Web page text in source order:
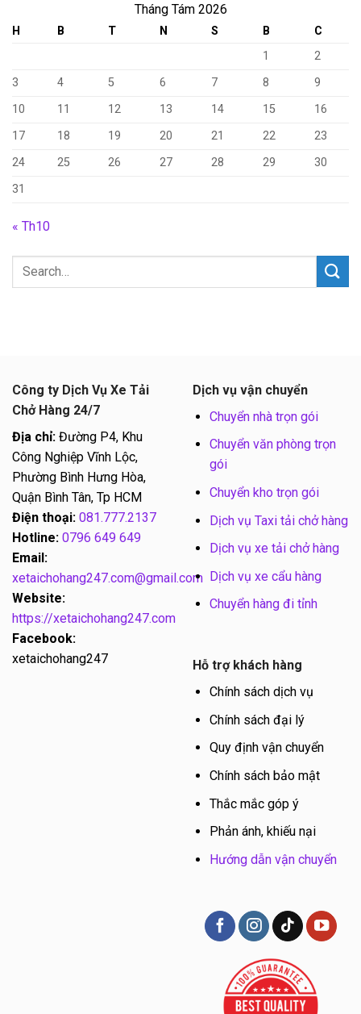
Tháng Tám 2026
H B T N S B
C
1
2
3
4 5 6 7 8
9
10
11 12 13 14 15
16
17
18 19 20 21 22
23
24
25 26 27 28 29
30
31
« Th10
Công ty Dịch Vụ Xe Tải
Chở Hàng 24/7
Địa chỉ: Đường P4, Khu
Công Nghiệp Vĩnh Lộc,
Phường Bình Hưng Hòa,
Quận Bình Tân, Tp HCM
Điện thoại: 081.777.2137
Hotline: 0796 649 649
Email:
xetaichohang247.com@gmail.com
Website:
https://xetaichohang247.com
Facebook:
xetaichohang247
Dịch vụ vận chuyển
Chuyển nhà trọn gói
Chuyển văn phòng trọn
gói
Chuyển kho trọn gói
Dịch vụ Taxi tải chở hàng
Dịch vụ xe tải chở hàng
Dịch vụ xe cẩu hàng
Chuyển hàng đi tỉnh
Hỗ trợ khách hàng
Chính sách dịch vụ
Chính sách đại lý
Quy định vận chuyển
Chính sách bảo mật
Thắc mắc góp ý
Phản ánh, khiếu nại
Hướng dẫn vận chuyển